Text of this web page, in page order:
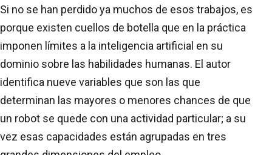
Si no se han perdido ya muchos de esos trabajos, es
porque existen cuellos de botella que en la práctica
imponen límites a la inteligencia artificial en su
dominio sobre las habilidades humanas. El autor
identifica nueve variables que son las que
determinan las mayores o menores chances de que
un robot se quede con una actividad particular; a su
vez esas capacidades están agrupadas en tres